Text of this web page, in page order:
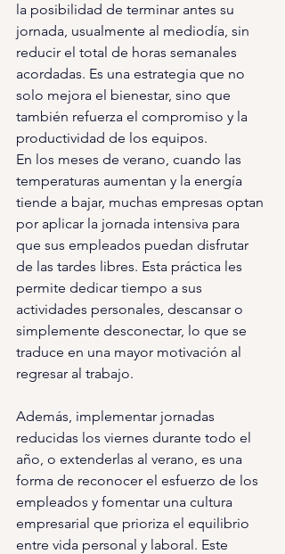
la posibilidad de terminar antes su
jornada, usualmente al mediodía, sin
reducir el total de horas semanales
acordadas. Es una estrategia que no
solo mejora el bienestar, sino que
también refuerza el compromiso y la
productividad de los equipos.
En los meses de verano, cuando las
temperaturas aumentan y la energía
tiende a bajar, muchas empresas optan
por aplicar la jornada intensiva para
que sus empleados puedan disfrutar
de las tardes libres. Esta práctica les
permite dedicar tiempo a sus
actividades personales, descansar o
simplemente desconectar, lo que se
traduce en una mayor motivación al
regresar al trabajo.
Además, implementar jornadas
reducidas los viernes durante todo el
año, o extenderlas al verano, es una
forma de reconocer el esfuerzo de los
empleados y fomentar una cultura
empresarial que prioriza el equilibrio
entre vida personal y laboral. Este